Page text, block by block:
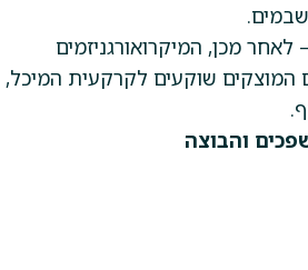
שבמים.
– לאחר מכן, המיקרואורגניזמים
המוצקים שוקעים לקרקעית המיכל,
והבוצה